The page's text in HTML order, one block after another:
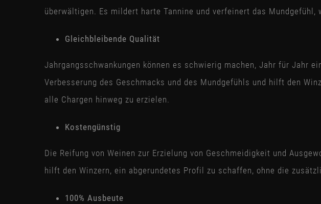
überwältigen. Es mildert harte Tannine und verfeinert das
Gleichbleibende Qualität
Jahrgangsschwankungen können es schwierig machen, Jahr für Jahr
Verbesserung des Geschmacks und des Mundgefühls und hilft den
alle Chargen hinweg zu erzielen.
Kostengünstig
Die Reifung von Weinen zur Erzielung von Geschmeidigkeit und
hilft den Winzern, ein abgerundetes Profil zu schaffen, ohne die
100% Ausbeute